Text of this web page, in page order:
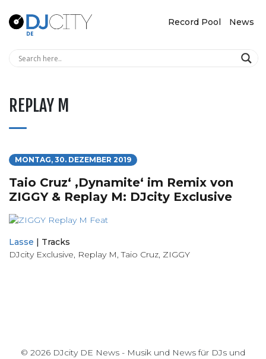
Record Pool News
REPLAY M
MONTAG, 30. DEZEMBER 2019
Taio Cruz‘ ‚Dynamite‘ im Remix von
ZIGGY & Replay M: DJcity Exclusive
Lasse | Tracks
DJcity Exclusive, Replay M, Taio Cruz, ZIGGY
© 2026 DJcity DE News - Musik und News für DJs und